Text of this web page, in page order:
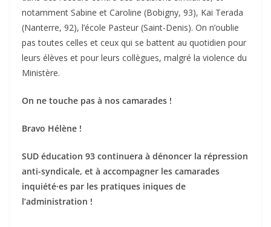
notamment Sabine et Caroline (Bobigny, 93), Kai Terada
(Nanterre, 92), l’école Pasteur (Saint-Denis). On n’oublie
pas toutes celles et ceux qui se battent au quotidien pour
leurs élèves et pour leurs collègues, malgré la violence du
Ministère.
On ne touche pas à nos camarades !
Bravo Hélène !
SUD éducation 93 continuera à dénoncer la répression
anti-syndicale, et à accompagner les camarades
inquiété·es par les pratiques iniques de
l’administration !